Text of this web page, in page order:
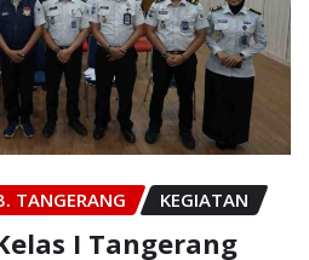
TANGERANG KEGIATAN
I Tangerang